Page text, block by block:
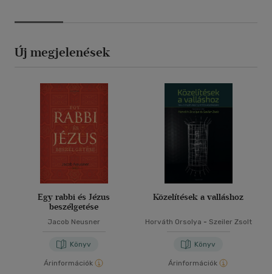
Új megjelenések
Egy rabbi és Jézus
beszélgetése
Jacob Neusner
Könyv
Árinformációk
Közelítések a valláshoz
Horváth Orsolya - Szeiler Zsolt
Könyv
Árinformációk